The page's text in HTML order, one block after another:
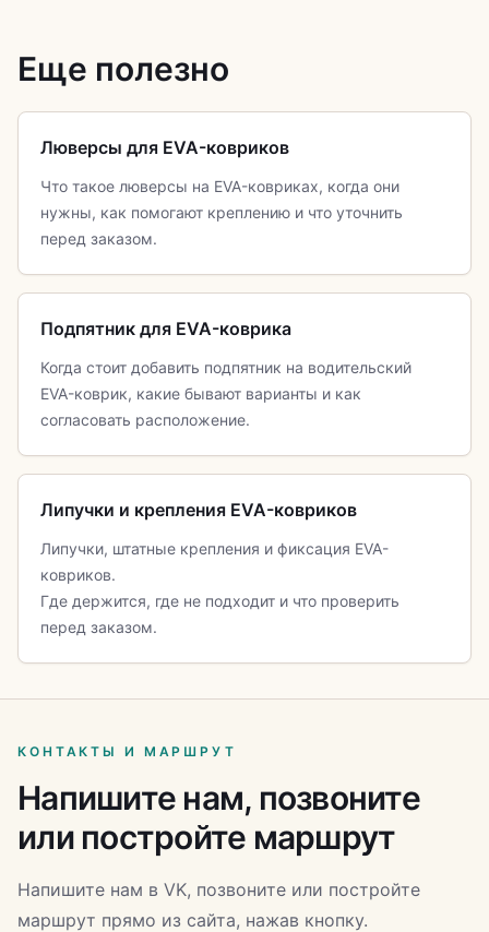
Еще полезно
Люверсы для EVA-ковриков
Что такое люверсы на EVA-ковриках, когда они
нужны, как помогают креплению и что уточнить
перед заказом.
Подпятник для EVA-коврика
Когда стоит добавить подпятник на водительский
EVA-коврик, какие бывают варианты и как
согласовать расположение.
Липучки и крепления EVA-ковриков
Липучки, штатные крепления и фиксация EVA-
ковриков.
Где держится, где не подходит и что проверить
перед заказом.
КОНТАКТЫ И МАРШРУТ
Напишите нам, позвоните
или постройте маршрут
Напишите нам в VK, позвоните или постройте
маршрут прямо из сайта, нажав кнопку.